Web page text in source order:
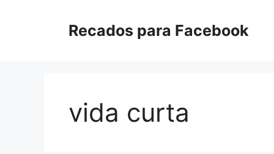
Recados para Facebook
vida curta